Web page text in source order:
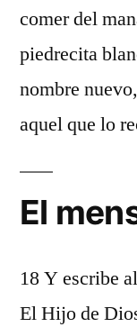
comer del
piedrecita
nombre
aquel que lo
El
18 Y escribe
El Hijo de